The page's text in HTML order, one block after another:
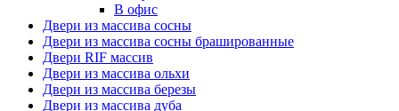
В офис
Двери из массива сосны
Двери из массива сосны брашированные
Двери RIF массив
Двери из массива ольхи
Двери из массива березы
Двери из массива дуба